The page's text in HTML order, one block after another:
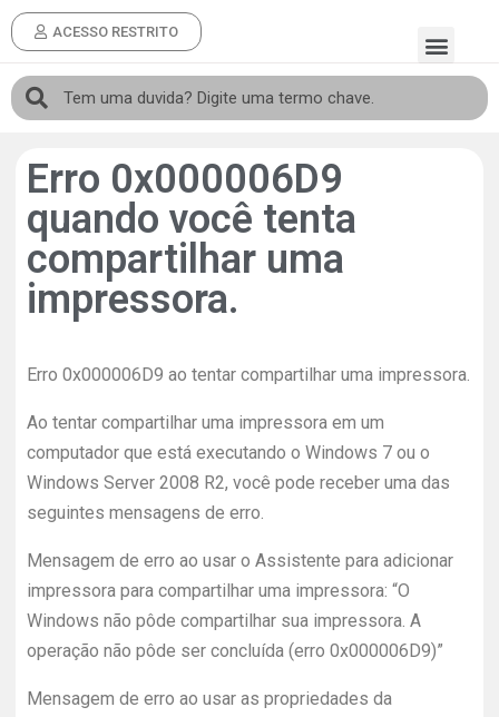
ACESSO RESTRITO
Erro 0x000006D9
quando você tenta
compartilhar uma
impressora.
Erro 0x000006D9 ao tentar compartilhar uma impressora.
Ao tentar compartilhar uma impressora em um
computador que está executando o Windows 7 ou o
Windows Server 2008 R2, você pode receber uma das
seguintes mensagens de erro.
Mensagem de erro ao usar o Assistente para adicionar
impressora para compartilhar uma impressora: “O
Windows não pôde compartilhar sua impressora. A
operação não pôde ser concluída (erro 0x000006D9)”
Mensagem de erro ao usar as propriedades da